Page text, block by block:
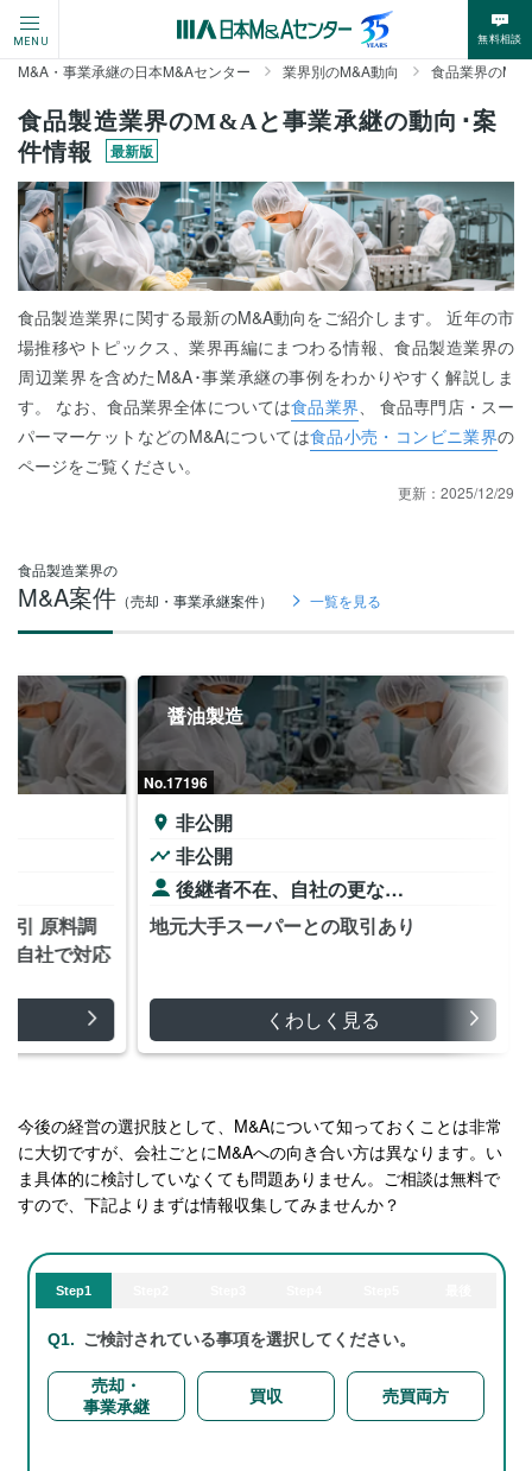
MENU 無料相談
M&A・事業承継の日本M&Aセンター 業界別のM&A動向 食品業界のM&A
食品製造業界のM&Aと事業承継の動向･案
件情報
最新版
食品製造業界に関する最新のM&A動向をご紹介します。 近年の市
場推移やトピックス、業界再編にまつわる情報、食品製造業界の
周辺業界を含めたM&A･事業承継の事例をわかりやすく解説しま
す。 なお、食品業界全体については食品業界、 食品専門店・スー
パーマーケットなどのM&Aについては食品小売・コンビニ業界の
ページをご覧ください。
更新： 2025/12/29
食品製造業界の
M&A案件 （売却・事業承継案件） 一覧を見る
引 原料調
自社で対応
No.17196
醤油製造
非公開
非公開
後継者不在、自社の更な…
地元大手スーパーとの取引あり
くわしく見る
今後の経営の選択肢として、M&Aについて知っておくことは非常
に大切ですが、会社ごとにM&Aへの向き合い方は異なります。い
ま具体的に検討していなくても問題ありません。ご相談は無料で
すので、下記よりまずは情報収集してみませんか？